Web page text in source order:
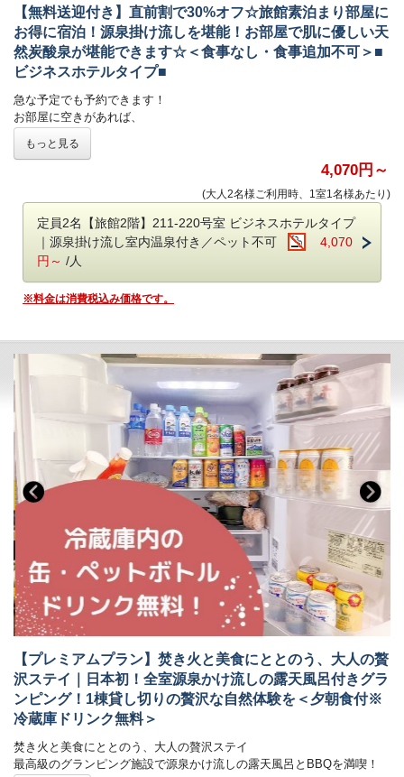
・USBコンセント全室完備
・虫除け電磁波
■チェックイン時間について
チェックイン：17時～20時 / チェックアウト：11時
す。
アーリーチェックイン：17時 → 15時 1室3,300円
レイトチェックアウトは行っておりません。
■送迎について
鹿児島空港及び国分駅まで無料送迎（要予約）
予約時の備考欄に希望の送迎時間をご記入ください。
チェックイン前：15時、16時、17時、18時、19時
※チェックイン・アウト時間に準じます
■お子様の料金について
小学生、幼児共に宿泊代は基本無料です。
小学生のみ夕朝食の食事代2,970円を頂戴いたします。
18歳未満のお客様で、親権者の同伴なく宿泊する場合は、親権者様に同
意書のご記入をお願いしております。当日チェックイン時フロントへご
提出ください。
チェックイン時点で18歳未満の方が対象です。宿泊中に18歳に切り替わ
る場合は同意書が必要になります。
同意書はこちら
【無料送迎付き】直前割で30%オフ☆旅館素泊まり部屋に
お得に宿泊！源泉掛け流しを堪能！お部屋で肌に優しい天
然炭酸泉が堪能できます☆＜食事なし・食事追加不可＞■
ビジネスホテルタイプ■
急な予定でも予約できます！
お部屋に空きがあれば、
※表示されている金額が割引後の料金です。
■送迎について
鹿児島空港及び国分駅まで無料送迎（要予約）
予約時の備考欄に希望の送迎時間をご記入ください。
チェックイン前：16時、17時、18時、19時
※アーリーチェックイン15時（3,300円/室）をご希望の方は15時も送迎
※当日予約の送迎は、お受けできない場合がございます。
＜チェックイン：17時～22時/ チェックアウト：11時＞
※フロントが22時で閉まりますので、時間内にチェックインをお願いし
食事なしの素泊まりプランで温泉三昧しませんか？
源泉かけ流し温泉付き客室なので、チェックインからチェックアウトま
で
いつでも好きな時間、タイミングで温泉を堪能できます！
■お部屋（全室源泉掛け流し温泉・24時間入浴可能 ）
ダブルルーム：ダブルベッド1台 定員2名
※お部屋に温泉の水の音が聞こえます
こしかの温泉旅館は温泉を存分にお楽しみいただける設計になっていま
す。
お部屋の面積を極限までお風呂にしたお部屋で、いつでも何度でも快適
に源泉かけ流し温泉をご堪能いただけます。
＊＊こしかの温泉について＊＊
源泉かけ流し温泉、天然炭酸泉の肌に優しい銘泉として
日本中の方々が湯治に訪れる宿として繁栄してきた「こしかの温泉」
肌にうれしい成分を多く含み、肌なじみがいいお湯といわれています。
もっと見る
4,070円～
(大人2名様ご利用時、1室1名様あたり)
定員2名【旅館2階】211-220号室 ビジネスホテルタイプ
｜源泉掛け流し室内温泉付き／ペット不可
4,070
円～ /人
※料金は消費税込み価格です。
【プレミアムプラン】焚き火と美食にととのう、大人の贅
沢ステイ｜日本初！全室源泉かけ流しの露天風呂付きグラ
ンピング！1棟貸し切りの贅沢な自然体験を＜夕朝食付※
冷蔵庫ドリンク無料＞
焚き火と美食にととのう、大人の贅沢ステイ
最高級のグランピング施設で源泉かけ流しの露天風呂とBBQを満喫！